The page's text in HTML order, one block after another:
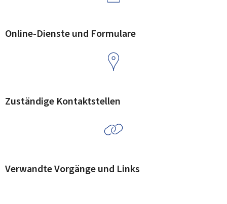
Online-Dienste und Formulare
Zuständige Kontaktstellen
Verwandte Vorgänge und Links